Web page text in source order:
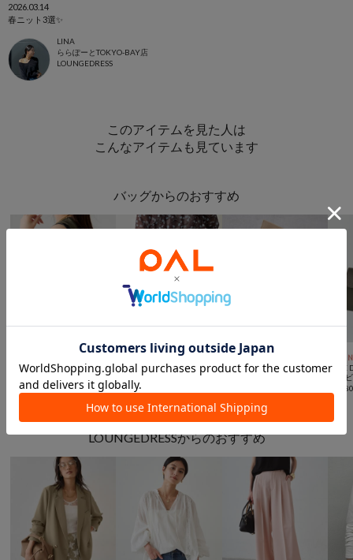
2026.03.14
春ニット3選✨
LINA
ららぽーとTOKYO-BAY店
LOUNGEDRESS
このアイテムを見た人は
こんなアイテムも見ています
バッグからのおすすめ

COLLAGE
GALLARDAGALANTE
【牛革/２WAY/500mlペットボトル】シュリンクリンオーバルショルダーバッグ
14,520

DOUDOU
¥6,490
COLLAGE
RIVE
コン
LOUNGEDRESSからのおすすめ